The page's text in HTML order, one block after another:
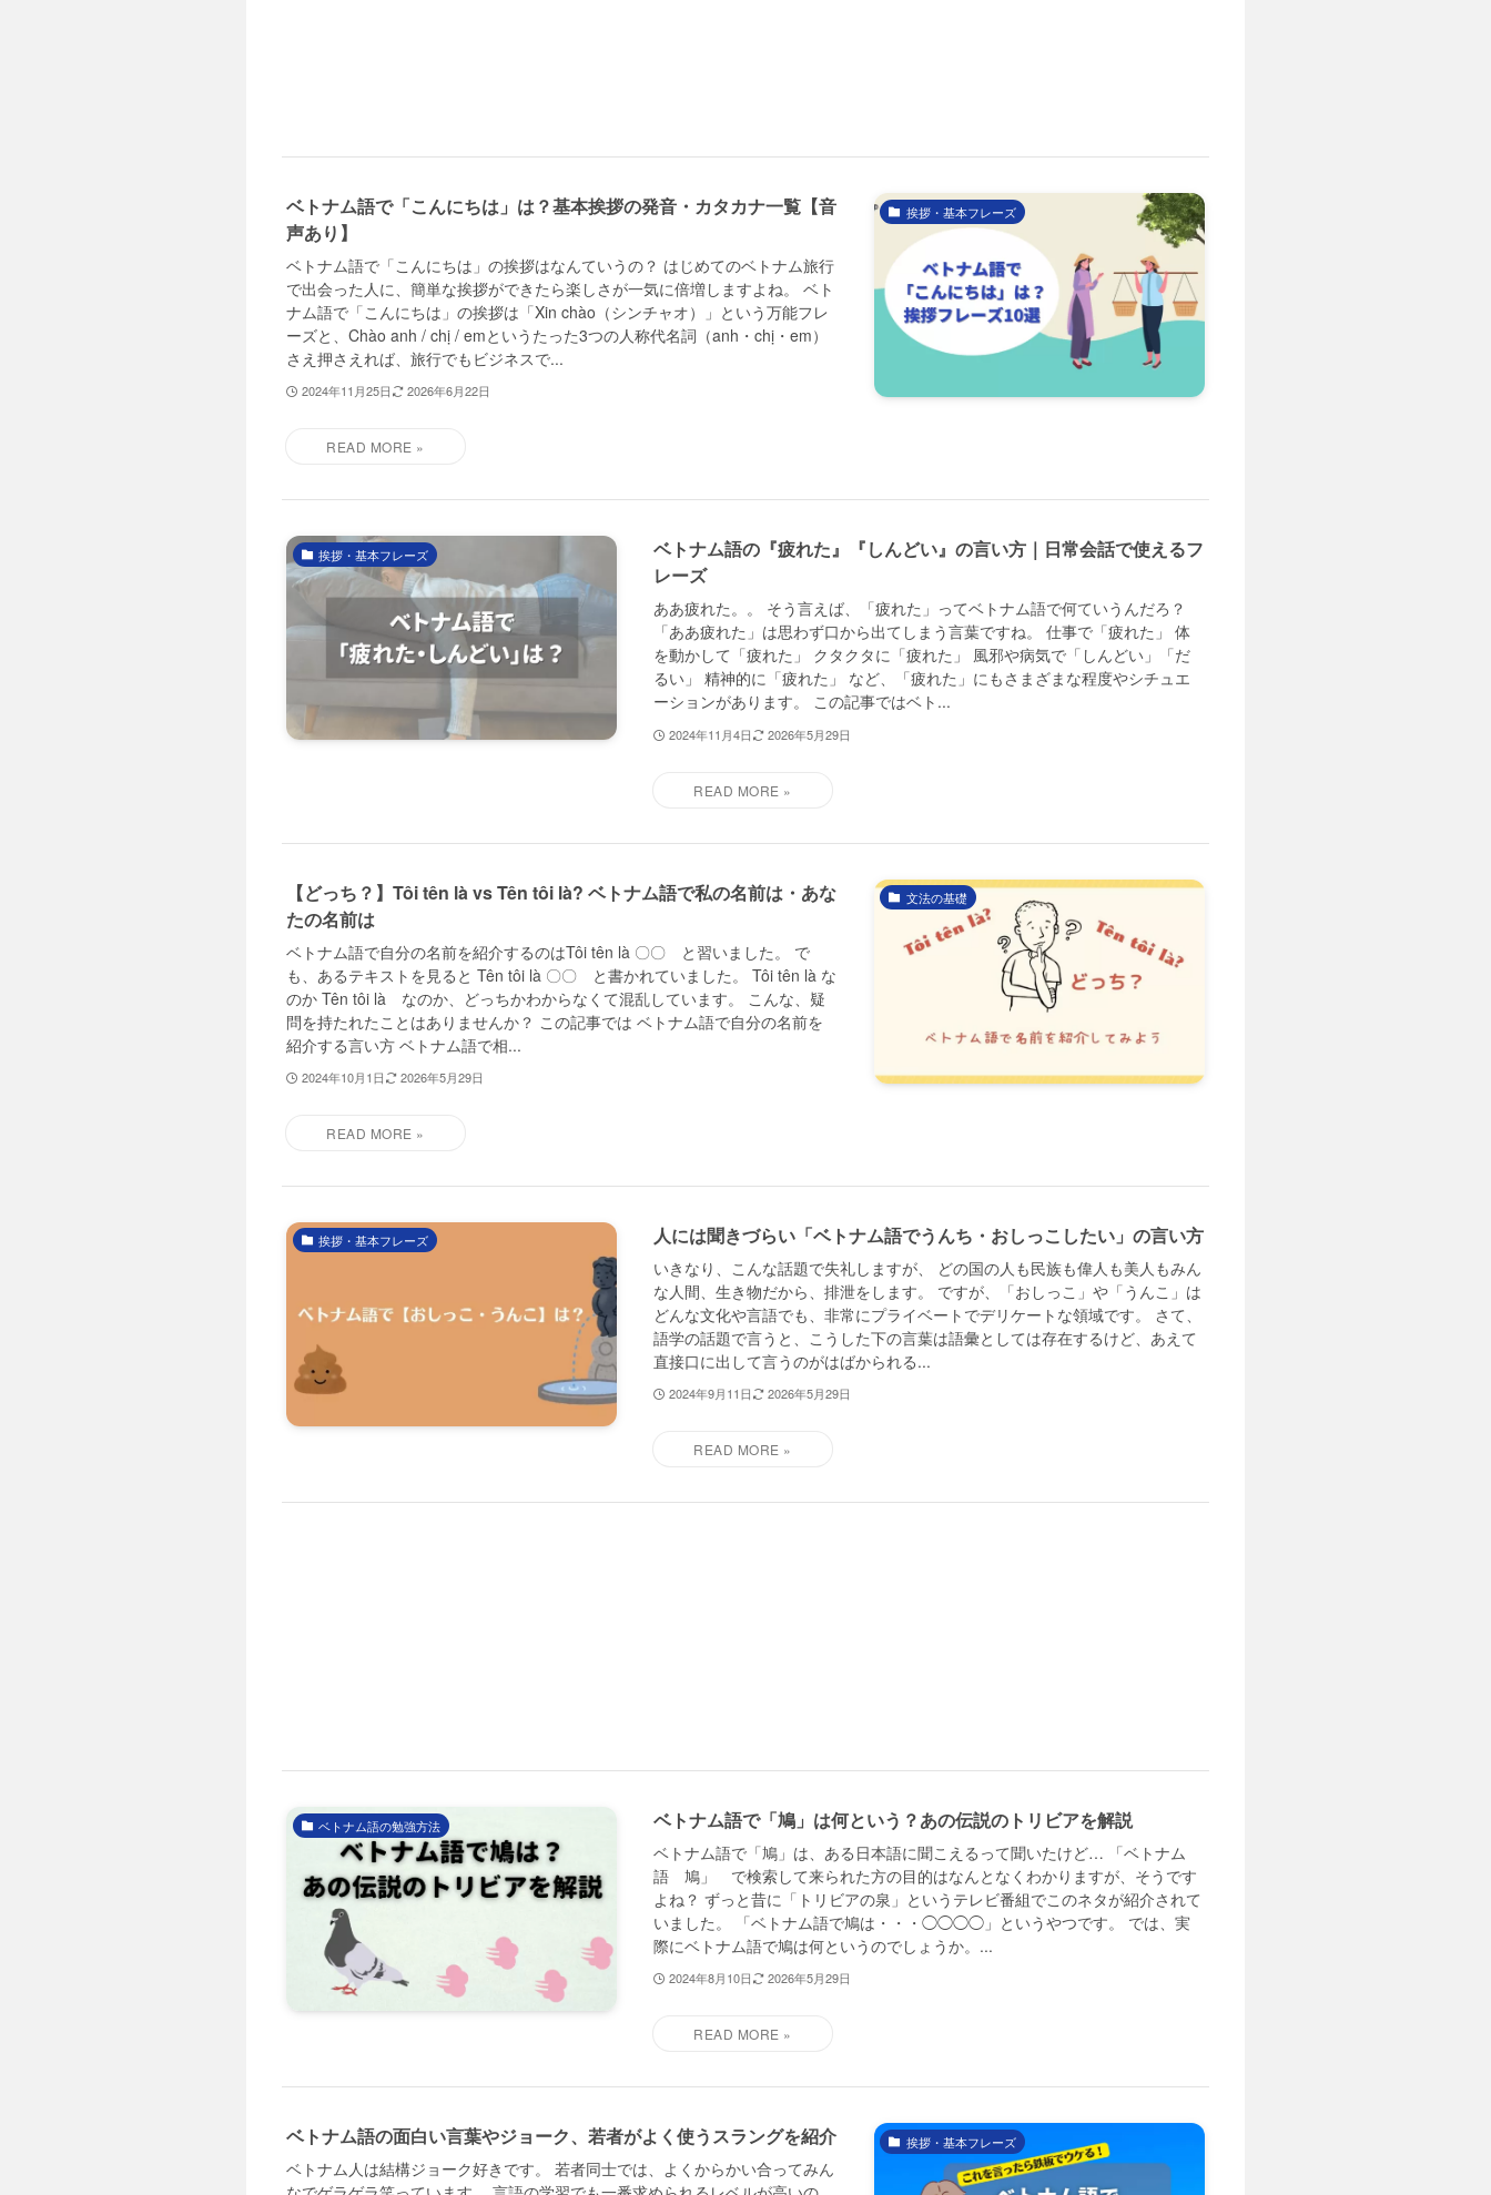
挨拶・基本フレーズ
ベトナム語で「こんにちは」は？基本挨拶の発音・カタカナ一覧【音
声あり】
ベトナム語で「こんにちは」の挨拶はなんていうの？ はじめてのベトナム旅行
で出会った人に、簡単な挨拶ができたら楽しさが一気に倍増しますよね。 ベト
ナム語で「こんにちは」の挨拶は「Xin chào（シンチャオ）」という万能フレ
ーズと、Chào anh / chị / emというたった3つの人称代名詞（anh・chị・em）
さえ押さえれば、旅行でもビジネスで...
2024年11月25日 2026年6月22日
挨拶・基本フレーズ
ベトナム語の『疲れた』『しんどい』の言い方｜日常会話で使えるフ
レーズ
ああ疲れた。。 そう言えば、「疲れた」ってベトナム語で何ていうんだろ？
「ああ疲れた」は思わず口から出てしまう言葉ですね。 仕事で「疲れた」 体
を動かして「疲れた」 クタクタに「疲れた」 風邪や病気で「しんどい」「だ
るい」 精神的に「疲れた」 など、「疲れた」にもさまざまな程度やシチュエ
ーションがあります。 この記事ではベト...
2024年11月4日 2026年5月29日
文法の基礎
【どっち？】Tôi tên là vs Tên tôi là? ベトナム語で私の名前は・あな
たの名前は
ベトナム語で自分の名前を紹介するのはTôi tên là 〇〇 と習いました。 で
も、あるテキストを見ると Tên tôi là 〇〇 と書かれていました。 Tôi tên là な
のか Tên tôi là なのか、どっちかわからなくて混乱しています。 こんな、疑
問を持たれたことはありませんか？ この記事では ベトナム語で自分の名前を
紹介する言い方 ベトナム語で相...
2024年10月1日 2026年5月29日
挨拶・基本フレーズ 人には聞きづらい「ベトナム語でうんち・おしっこしたい」の言い方
いきなり、こんな話題で失礼しますが、 どの国の人も民族も偉人も美人もみん
な人間、生き物だから、排泄をします。 ですが、「おしっこ」や「うんこ」は
どんな文化や言語でも、非常にプライベートでデリケートな領域です。 さて、
語学の話題で言うと、こうした下の言葉は語彙としては存在するけど、あえて
直接口に出して言うのがはばかられる...
2024年9月11日 2026年5月29日
ベトナム語の勉強方法 ベトナム語で「鳩」は何という？あの伝説のトリビアを解説
ベトナム語で「鳩」は、ある日本語に聞こえるって聞いたけど… 「ベトナム
語 鳩」 で検索して来られた方の目的はなんとなくわかりますが、そうです
よね？ ずっと昔に「トリビアの泉」というテレビ番組でこのネタが紹介されて
いました。 「ベトナム語で鳩は・・・◯◯◯◯」というやつです。 では、実
際にベトナム語で鳩は何というのでしょうか。...
2024年8月10日 2026年5月29日
挨拶・基本フレーズ
ベトナム語の面白い言葉やジョーク、若者がよく使うスラングを紹介
ベトナム人は結構ジョーク好きです。 若者同士では、よくからかい合ってみん